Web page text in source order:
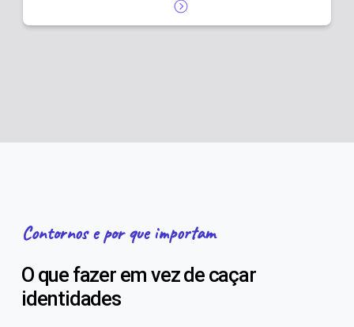
Contornos e por que importam
O que fazer em vez de caçar
identidades